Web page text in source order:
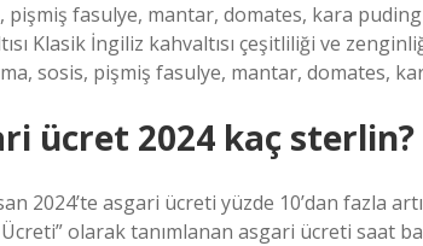
fasulye, mantar, domates, kara puding
Klasik İngiliz kahvaltısı çeşitliliği ve
sosis, pişmiş fasulye, mantar, domates,
ücret 2024 kaç sterlin?
2024’te asgari ücreti yüzde 10’dan fazla
olarak tanımlanan asgari ücreti saat